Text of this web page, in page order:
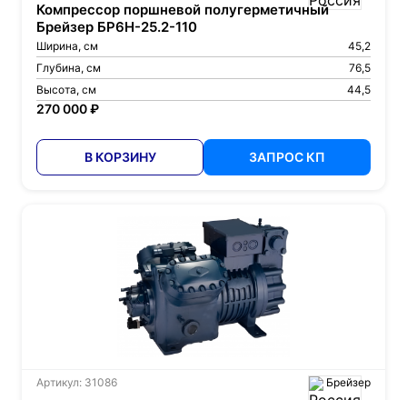
Компрессор поршневой полугерметичный
Брейзер БР6Н-25.2-110
Ширина, см
45,2
Глубина, см
76,5
Высота, см
44,5
270 000 ₽
В КОРЗИНУ ЗАПРОС КП
Артикул: 31086 Брейзер